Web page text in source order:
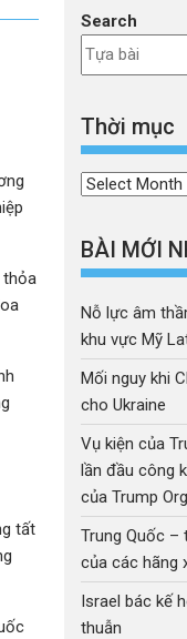
thỏa
tất
Search
Thời mục
Thời
BÀI MỚI
Nỗ lực âm
khu vực Mỹ
Mối nguy khi
cho Ukraine
Vụ kiện của
lần đầu công
của Trump
Trung Quốc –
của các hãng
Israel bác kế
thuẫn